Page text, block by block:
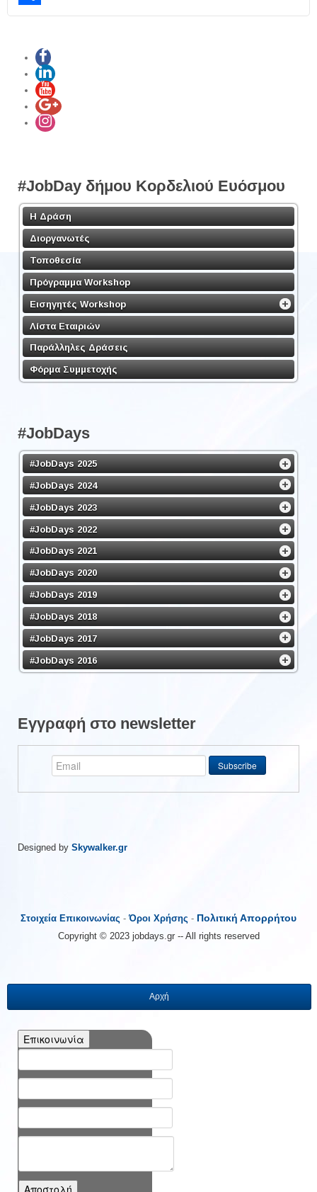
Share
#JobDay δήμου Κορδελιού Ευόσμου
Η Δράση
Διοργανωτές
Τοποθεσία
Πρόγραμμα Workshop
Εισηγητές Workshop
Λίστα Εταιριών
Παράλληλες Δράσεις
Φόρμα Συμμετοχής
#JobDays
#JobDays 2025
#JobDays 2024
#JobDays 2023
#JobDays 2022
#JobDays 2021
#JobDays 2020
#JobDays 2019
#JobDays 2018
#JobDays 2017
#JobDays 2016
Εγγραφή στο newsletter
Designed by Skywalker.gr
Στοιχεία Επικοινωνίας -Όροι Χρήσης - Πολιτική Απορρήτου
Copyright © 2023 jobdays.gr -- All rights reserved
Αρχή